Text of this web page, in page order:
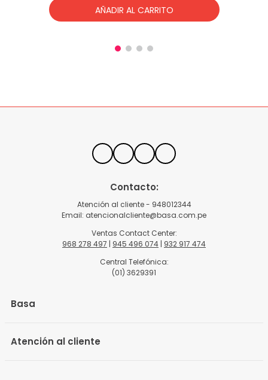
Contacto:
Atención al cliente - 948012344
Email: atencionalcliente@basa.com.pe
Ventas Contact Center:
968 278 497 | 945 496 074 | 932 917 474
Central Telefónica:
(01) 3629391
Basa
Atención al cliente